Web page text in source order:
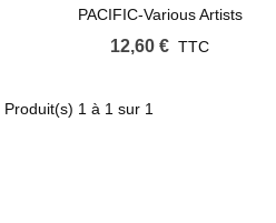
PACIFIC-Various Artists
12,60 € TTC
Produit(s) 1 à 1 sur 1